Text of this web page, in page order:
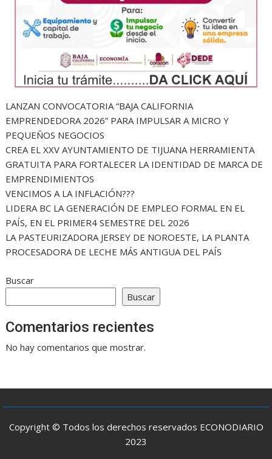
LANZAN CONVOCATORIA “BAJA CALIFORNIA
EMPRENDEDORA 2026” PARA IMPULSAR A MICRO Y
PEQUEÑOS NEGOCIOS
CREA EL XXV AYUNTAMIENTO DE TIJUANA HERRAMIENTA
GRATUITA PARA FORTALECER LA IDENTIDAD DE MARCA DE
EMPRENDIMIENTOS
VENCIMOS A LA INFLACIÓN???
LIDERA BC LA GENERACIÓN DE EMPLEO FORMAL EN EL
PAÍS, EN EL PRIMER4 SEMESTRE DEL 2026
LA PASTEURIZADORA JERSEY DE NOROESTE, LA PLANTA
PROCESADORA DE LECHE MÁS ANTIGUA DEL PAÍS
Buscar
Buscar
Comentarios recientes
No hay comentarios que mostrar.
Copyright © Todos los derechos reservados ECONODIARIO
2023